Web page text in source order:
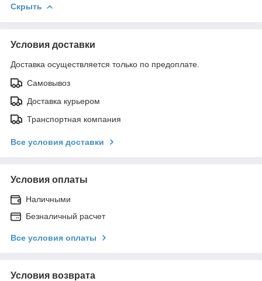
Скрыть
Условия доставки
Доставка осуществляется только по предоплате.
Самовывоз
Доставка курьером
Транспортная компания
Все условия доставки
Условия оплаты
Наличными
Безналичный расчет
Все условия оплаты
Условия возврата